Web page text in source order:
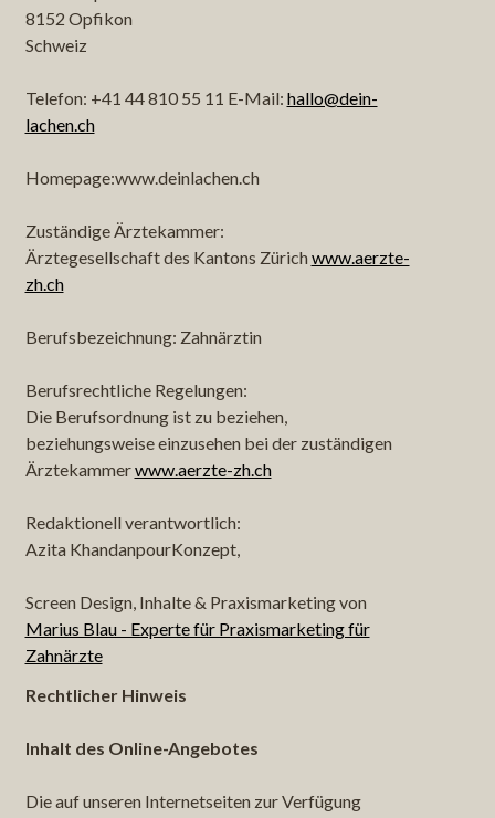
8152 Opfikon
Schweiz
Telefon: +41 44 810 55 11 E-Mail: hallo@dein-
lachen.ch
Homepage:www.deinlachen.ch
Zuständige Ärztekammer:
Ärztegesellschaft des Kantons Zürich www.aerzte-
zh.ch
Berufsbezeichnung: Zahnärztin
Berufsrechtliche Regelungen:
Die Berufsordnung ist zu beziehen,
beziehungsweise einzusehen bei der zuständigen
Ärztekammerwww.aerzte-zh.ch
Redaktionell verantwortlich:
Azita KhandanpourKonzept,
Screen Design, Inhalte & Praxismarketing von
Marius Blau - Experte für Praxismarketing für
Zahnärzte
Rechtlicher Hinweis
Inhalt des Online-Angebotes
Die auf unseren Internetseiten zur Verfügung